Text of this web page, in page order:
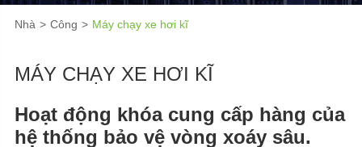
Nhà Công Máy chạy xe hơi kĩ
MÁY CHẠY XE HƠI KĨ
Hoạt động khóa cung cấp hàng của
hệ thống bảo vệ vòng xoáy sâu.